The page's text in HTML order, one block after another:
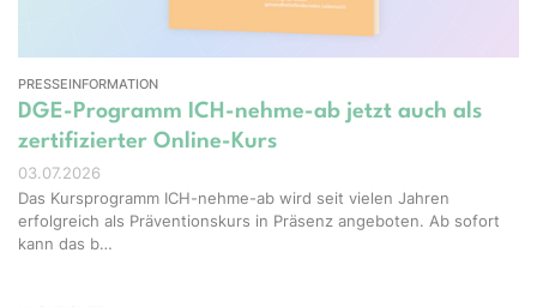
PRESSEINFORMATION
DGE-Programm ICH-nehme-ab jetzt auch als
zertifizierter Online-Kurs
03.07.2026
Das Kursprogramm ICH-nehme-ab wird seit vielen Jahren
erfolgreich als Präventionskurs in Präsenz angeboten. Ab sofort
kann das b…